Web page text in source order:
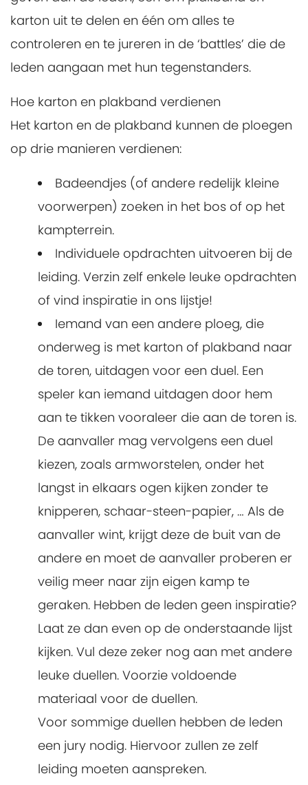
karton uit te delen en één om alles te
controleren en te jureren in de ‘battles’ die de
leden aangaan met hun tegenstanders.
Hoe karton en plakband verdienen
Het karton en de plakband kunnen de ploegen
op drie manieren verdienen:
Badeendjes (of andere redelijk kleine
voorwerpen) zoeken in het bos of op het
kampterrein.
Individuele opdrachten uitvoeren bij de
leiding. Verzin zelf enkele leuke opdrachten
of vind inspiratie in ons lijstje!
Iemand van een andere ploeg, die
onderweg is met karton of plakband naar
de toren, uitdagen voor een duel. Een
speler kan iemand uitdagen door hem
aan te tikken vooraleer die aan de toren is.
De aanvaller mag vervolgens een duel
kiezen, zoals armworstelen, onder het
langst in elkaars ogen kijken zonder te
knipperen, schaar-steen-papier, … Als de
aanvaller wint, krijgt deze de buit van de
andere en moet de aanvaller proberen er
veilig meer naar zijn eigen kamp te
geraken. Hebben de leden geen inspiratie?
Laat ze dan even op de onderstaande lijst
kijken. Vul deze zeker nog aan met andere
leuke duellen. Voorzie voldoende
materiaal voor de duellen.
Voor sommige duellen hebben de leden
een jury nodig. Hiervoor zullen ze zelf
leiding moeten aanspreken.